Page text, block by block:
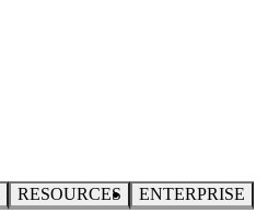
RESOURCES ENTERPRISE